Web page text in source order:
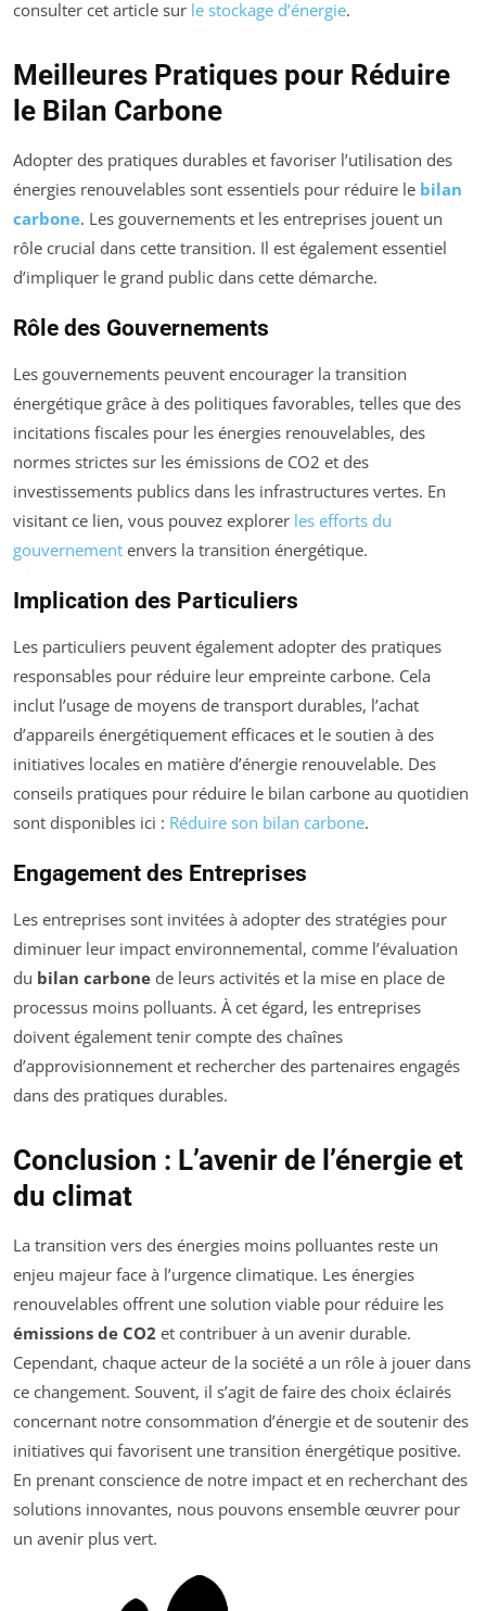
consulter cet article sur le stockage d’énergie.
Meilleures Pratiques pour Réduire
le Bilan Carbone
Adopter des pratiques durables et favoriser l’utilisation des
énergies renouvelables sont essentiels pour réduire le bilan
carbone. Les gouvernements et les entreprises jouent un
rôle crucial dans cette transition. Il est également essentiel
d’impliquer le grand public dans cette démarche.
Rôle des Gouvernements
Les gouvernements peuvent encourager la transition
énergétique grâce à des politiques favorables, telles que des
incitations fiscales pour les énergies renouvelables, des
normes strictes sur les émissions de CO2 et des
investissements publics dans les infrastructures vertes. En
visitant ce lien, vous pouvez explorer les efforts du
gouvernement envers la transition énergétique.
Implication des Particuliers
Les particuliers peuvent également adopter des pratiques
responsables pour réduire leur empreinte carbone. Cela
inclut l’usage de moyens de transport durables, l’achat
d’appareils énergétiquement efficaces et le soutien à des
initiatives locales en matière d’énergie renouvelable. Des
conseils pratiques pour réduire le bilan carbone au quotidien
sont disponibles ici : Réduire son bilan carbone.
Engagement des Entreprises
Les entreprises sont invitées à adopter des stratégies pour
diminuer leur impact environnemental, comme l’évaluation
du bilan carbone de leurs activités et la mise en place de
processus moins polluants. À cet égard, les entreprises
doivent également tenir compte des chaînes
d’approvisionnement et rechercher des partenaires engagés
dans des pratiques durables.
Conclusion : L’avenir de l’énergie et
du climat
La transition vers des énergies moins polluantes reste un
enjeu majeur face à l’urgence climatique. Les énergies
renouvelables offrent une solution viable pour réduire les
émissions de CO2 et contribuer à un avenir durable.
Cependant, chaque acteur de la société a un rôle à jouer dans
ce changement. Souvent, il s’agit de faire des choix éclairés
concernant notre consommation d’énergie et de soutenir des
initiatives qui favorisent une transition énergétique positive.
En prenant conscience de notre impact et en recherchant des
solutions innovantes, nous pouvons ensemble œuvrer pour
un avenir plus vert.